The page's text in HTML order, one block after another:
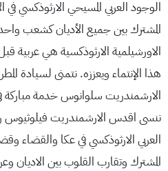
الوجود العربي المسيحي الارثوذكسي في
المشترك بين جميع الأديان كشعب
الاورشيلمية الارثوذكسية هي عربية
هذا الإنتماء ويعززه. نتمنى لسيادة
الارشمندريت سلوانوس خدمة مباركة
ننسى اقدس الارشمندريت فيلوثيوس
العربي الارثوذكسي في عكا والقضاء
المشترك وتقارب القلوب بين الاديان